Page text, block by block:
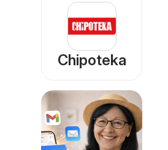
Chipoteka